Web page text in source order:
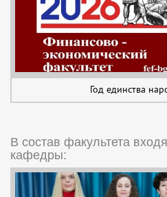
Год единства
В состав факультета
кафедры: